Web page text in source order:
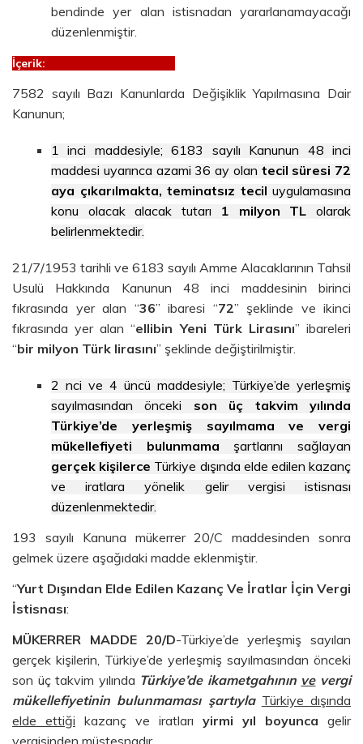
bendinde yer alan istisnadan yararlanamayacağı
düzenlenmiştir.
İçerik:
7582 sayılı Bazı Kanunlarda Değişiklik Yapılmasına Dair
Kanunun;
1 inci maddesiyle; 6183 sayılı Kanunun 48 inci
maddesi uyarınca azami 36 ay olan tecil süresi 72
aya çıkarılmakta, teminatsız tecil uygulamasına
konu olacak alacak tutarı 1 milyon TL olarak
belirlenmektedir.
21/7/1953 tarihli ve 6183 sayılı Amme Alacaklarının Tahsil
Usulü Hakkında Kanunun 48 inci maddesinin birinci
fıkrasında yer alan “36” ibaresi “72” şeklinde ve ikinci
fıkrasında yer alan “ellibin Yeni Türk Lirasını” ibareleri
“bir milyon Türk lirasını” şeklinde değiştirilmiştir.
2 nci ve 4 üncü maddesiyle; Türkiye’de yerleşmiş
sayılmasından önceki son üç takvim yılında
Türkiye’de yerleşmiş sayılmama ve vergi
mükellefiyeti bulunmama şartlarını sağlayan
gerçek kişilerce Türkiye dışında elde edilen kazanç
ve iratlara yönelik gelir vergisi istisnası
düzenlenmektedir.
193 sayılı Kanuna mükerrer 20/C maddesinden sonra
gelmek üzere aşağıdaki madde eklenmiştir.
“Yurt Dışından Elde Edilen Kazanç Ve İratlar İçin Vergi
İstisnası:
MÜKERRER MADDE 20/D-Türkiye’de yerleşmiş sayılan
gerçek kişilerin, Türkiye’de yerleşmiş sayılmasından önceki
son üç takvim yılında Türkiye’de ikametgahının vevergi
mükellefiyetinin bulunmaması şartıyla Türkiye dışında
elde ettiği kazanç ve iratları yirmi yıl boyunca gelir
vergisinden müstesnadır.